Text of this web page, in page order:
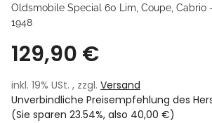
Oldsmobile Special 60 Lim, Coupe, Cabrio
1948
129,90 €
inkl. 19% USt. , zzgl. Versand
Unverbindliche Preisempfehlung des
(Sie sparen 23.54%, also 40,00 €)